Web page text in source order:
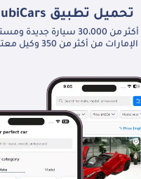
تحميل تطبيق
استكشف أكثر من 30،000 سيارة
الإمارات من أكثر من 350 وكيل معتمد.